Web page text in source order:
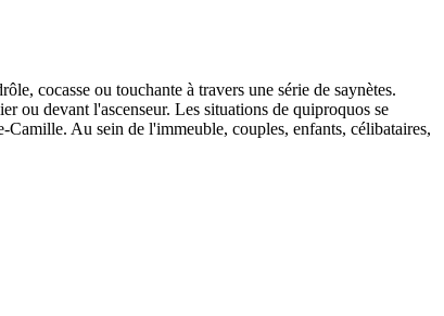
cocasse ou touchante à travers une série de saynètes.
ou devant l'ascenseur. Les situations de quiproquos se
Au sein de l'immeuble, couples, enfants, célibataires,